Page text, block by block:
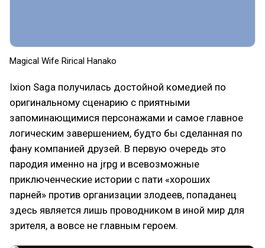
Magical Wife Rirical Hanako
Ixion Saga получилась достойной комедией по
оригинальному сценарию с приятными
запоминающимися персонажами и самое главное
логическим завершением, будто бы сделанная по
фану компанией друзей. В первую очередь это
пародия именно на jrpg и всевозможные
приключенческие истории с пати «хороших
парней» против организации злодеев, попаданец
здесь является лишь проводником в иной мир для
зрителя, а вовсе не главным героем.